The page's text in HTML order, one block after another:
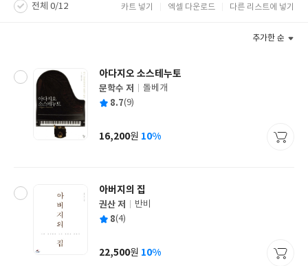
전체 0/12 카트 넣기 엑셀 다운로드 다른 리스트에 넣기
추가한 순
아다지오 소스테누토
글
쓴
문학수 저
출
사
돌베개
평 8.7(9)
가
16,200원 10%
아버지의 집
글
쓴
권산 저
출
사
반비
평 8(4)
가
22,500원 10%